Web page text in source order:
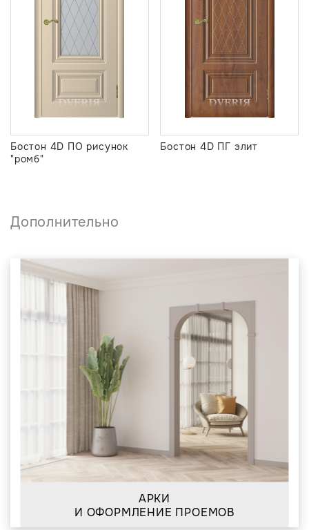
Бостон 4D ПО рисунок
"ромб"
Бостон 4D ПГ элит
Дополнительно
АРКИ
И ОФОРМЛЕНИЕ ПРОЕМОВ